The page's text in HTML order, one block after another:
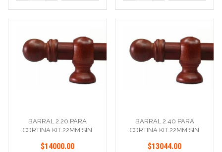
BARRAL 2.20 PARA
CORTINA KIT 22MM SIN
$14000.00
BARRAL 2.40 PARA
CORTINA KIT 22MM SIN
$13044.00